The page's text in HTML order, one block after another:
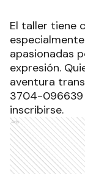
El taller tiene
apasionadas
expresión.
aventura
3704-096639
inscribirse.
Ads